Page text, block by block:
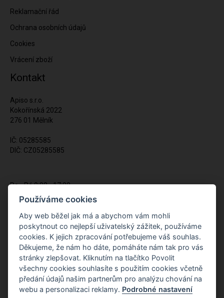
Reklamační řád
Ochrana osobních údajů
Cookies
Vrácení zboží
Kontakt
Apiso s.r.o.
Kokořínská 2022
276 01 Mělník
IČ: 05285585
DIČ: CZ05285585
Po - Pá 9:00 - 17:00
(12:00 - 12:30 pauza)
Napište nám kdykoliv!
info@apiso.cz
Používáme cookies
Aby web běžel jak má a abychom vám mohli
poskytnout co nejlepší uživatelský zážitek, používáme
cookies. K jejich zpracování potřebujeme váš souhlas.
Děkujeme, že nám ho dáte, pomáháte nám tak pro vás
stránky zlepšovat. Kliknutím na tlačítko Povolit
všechny cookies souhlasíte s použitím cookies včetně
předání údajů našim partnerům pro analýzu chování na
webu a personalizaci reklamy. Podrobné nastavení